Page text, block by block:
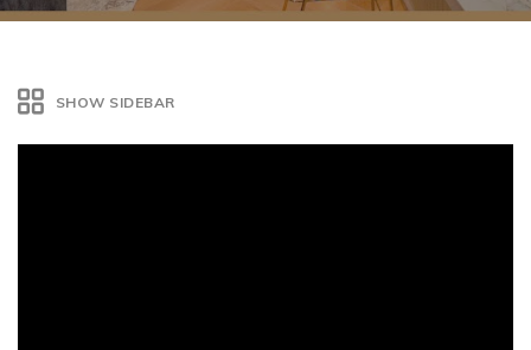
SHOW SIDEBAR